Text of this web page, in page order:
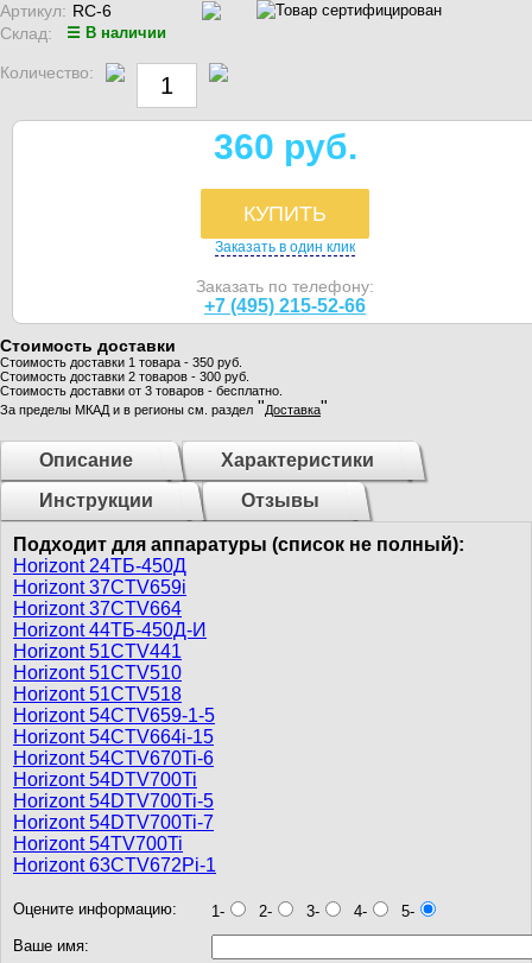
Артикул: RC-6
Склад:
☰ В наличии
Количество:
360 руб.
КУПИТЬ
Заказать в один клик
Заказать по телефону:
+7 (495) 215-52-66
Стоимость доставки
Стоимость доставки 1 товара - 350 руб.
Стоимость доставки 2 товаров - 300 руб.
Стоимость доставки от 3 товаров - бесплатно.
За пределы МКАД и в регионы см. раздел "Доставка"
Описание
Характеристики
Инструкции
Отзывы
Подходит для аппаратуры (список не полный):
Horizont 24ТБ-450Д
Horizont 37CTV659i
Horizont 37CTV664
Horizont 44ТБ-450Д-И
Horizont 51CTV441
Horizont 51CTV510
Horizont 51CTV518
Horizont 54CTV659-1-5
Horizont 54CTV664i-15
Horizont 54CTV670Ti-6
Horizont 54DTV700Ti
Horizont 54DTV700Ti-5
Horizont 54DTV700Ti-7
Horizont 54TV700Ti
Horizont 63CTV672Pi-1
Оцените информацию: 1- 2- 3- 4-
5-
Ваше имя: